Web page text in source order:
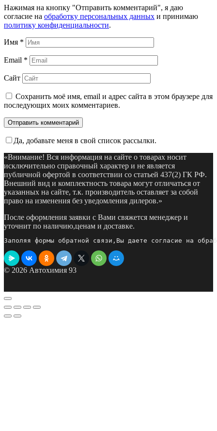
Нажимая на кнопку "Отправить комментарий", я даю
согласие на обработку персональных данных и принимаю
политику конфиденциальности.
Имя *
Email *
Сайт
Сохранить моё имя, email и адрес сайта в этом браузере для
последующих моих комментариев.
Да, добавьте меня в свой список рассылки.
«Внимание! Вся информация на сайте о товарах носит
исключительно справочный характер и не является
публичной офертой в соответствии со статьей 437(2) ГК РФ.
Внешний вид и комплектность товара могут отличаться от
указанных на сайте, т.к. производитель оставляет за собой
право на изменения без уведомления дилеров.»
После оформления заявки с Вами свяжется менеджер и
уточнит по наличию,ценам и доставке.
Заполяя формы обратной связи,Вы даете согласие на
© 2026 Автохимия 93